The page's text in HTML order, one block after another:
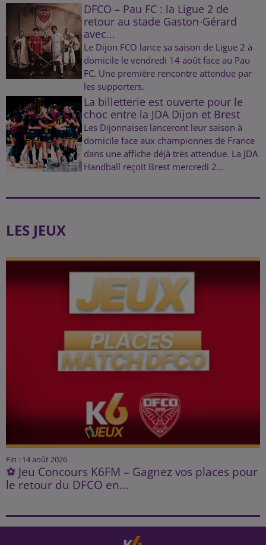
DFCO – Pau FC : la Ligue 2 de
retour au stade Gaston-Gérard
avec...
Le Dijon FCO lance sa saison de Ligue 2 à
domicile le vendredi 14 août face au Pau
FC. Une première rencontre attendue par
les supporters.
La billetterie est ouverte pour le
choc entre la JDA Dijon et Brest
Les Dijonnaises lanceront leur saison à
domicile face aux championnes de France
dans une affiche déjà très attendue. La JDA
Handball reçoit Brest mercredi 2...
LES JEUX
Fin : 14 août 2026
⚽ Jeu Concours K6FM – Gagnez vos places pour
le retour du DFCO en...